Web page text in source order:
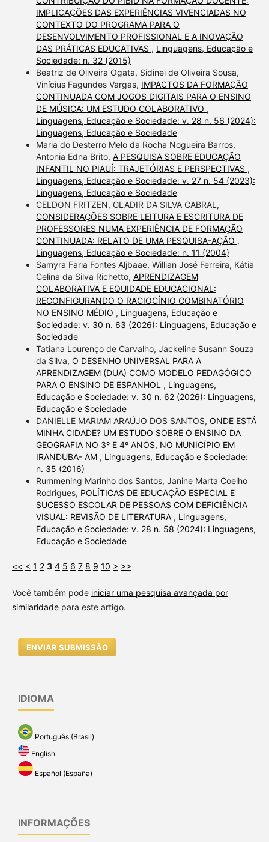
IMPLICAÇÕES DAS EXPERIÊNCIAS VIVENCIADAS NO
CONTEXTO DO PROGRAMA PARA O
DESENVOLVIMENTO PROFISSIONAL E A INOVAÇÃO
DAS PRÁTICAS EDUCATIVAS , Linguagens, Educação e
Sociedade: n. 32 (2015)
Beatriz de Oliveira Ogata, Sidinei de Oliveira Sousa,
Vinícius Fagundes Vargas, IMPACTOS DA FORMAÇÃO
CONTINUADA COM JOGOS DIGITAIS PARA O ENSINO
DE MÚSICA: UM ESTUDO COLABORATIVO ,
Linguagens, Educação e Sociedade: v. 28 n. 56 (2024):
Linguagens, Educação e Sociedade
Maria do Desterro Melo da Rocha Nogueira Barros,
Antonia Edna Brito, A PESQUISA SOBRE EDUCAÇÃO
INFANTIL NO PIAUÍ: TRAJETÓRIAS E PERSPECTIVAS ,
Linguagens, Educação e Sociedade: v. 27 n. 54 (2023):
Linguagens, Educação e Sociedade
CELDON FRITZEN, GLADIR DA SILVA CABRAL,
CONSIDERAÇÕES SOBRE LEITURA E ESCRITURA DE
PROFESSORES NUMA EXPERIÊNCIA DE FORMAÇÃO
CONTINUADA: RELATO DE UMA PESQUISA-AÇÃO ,
Linguagens, Educação e Sociedade: n. 11 (2004)
Samyra Faria Fontes Aljbaae, Willian José Ferreira, Kátia
Celina da Silva Richetto, APRENDIZAGEM
COLABORATIVA E EQUIDADE EDUCACIONAL:
RECONFIGURANDO O RACIOCÍNIO COMBINATÓRIO
NO ENSINO MÉDIO , Linguagens, Educação e
Sociedade: v. 30 n. 63 (2026): Linguagens, Educação e
Sociedade
Tatiana Lourenço de Carvalho, Jackeline Susann Souza
da Silva, O DESENHO UNIVERSAL PARA A
APRENDIZAGEM (DUA) COMO MODELO PEDAGÓGICO
PARA O ENSINO DE ESPANHOL , Linguagens,
Educação e Sociedade: v. 30 n. 62 (2026): Linguagens,
Educação e Sociedade
DANIELLE MARIAM ARAÚJO DOS SANTOS, ONDE ESTÁ
MINHA CIDADE? UM ESTUDO SOBRE O ENSINO DA
GEOGRAFIA NO 3º E 4º ANOS, NO MUNICÍPIO EM
IRANDUBA- AM , Linguagens, Educação e Sociedade:
n. 35 (2016)
Rummening Marinho dos Santos, Janine Marta Coelho
Rodrigues, POLÍTICAS DE EDUCAÇÃO ESPECIAL E
SUCESSO ESCOLAR DE PESSOAS COM DEFICIÊNCIA
VISUAL: REVISÃO DE LITERATURA , Linguagens,
Educação e Sociedade: v. 28 n. 58 (2024): Linguagens,
Educação e Sociedade
<< < 1 2 3 4 5 6 7 8 9 10 > >>
Você também pode iniciar uma pesquisa avançada por
similaridadepara este artigo.
ENVIAR SUBMISSÃO
IDIOMA
Português (Brasil)
English
Español (España)
INFORMAÇÕES